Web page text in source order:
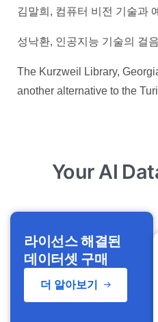
김말희, 컴퓨터 비전 기술과
성낙환, 인공지능 기술의 걸
The Kurzweil Library,
another alternative to the
Your AI
라이선스 해결된
데이터셋 구매
더 알아보기